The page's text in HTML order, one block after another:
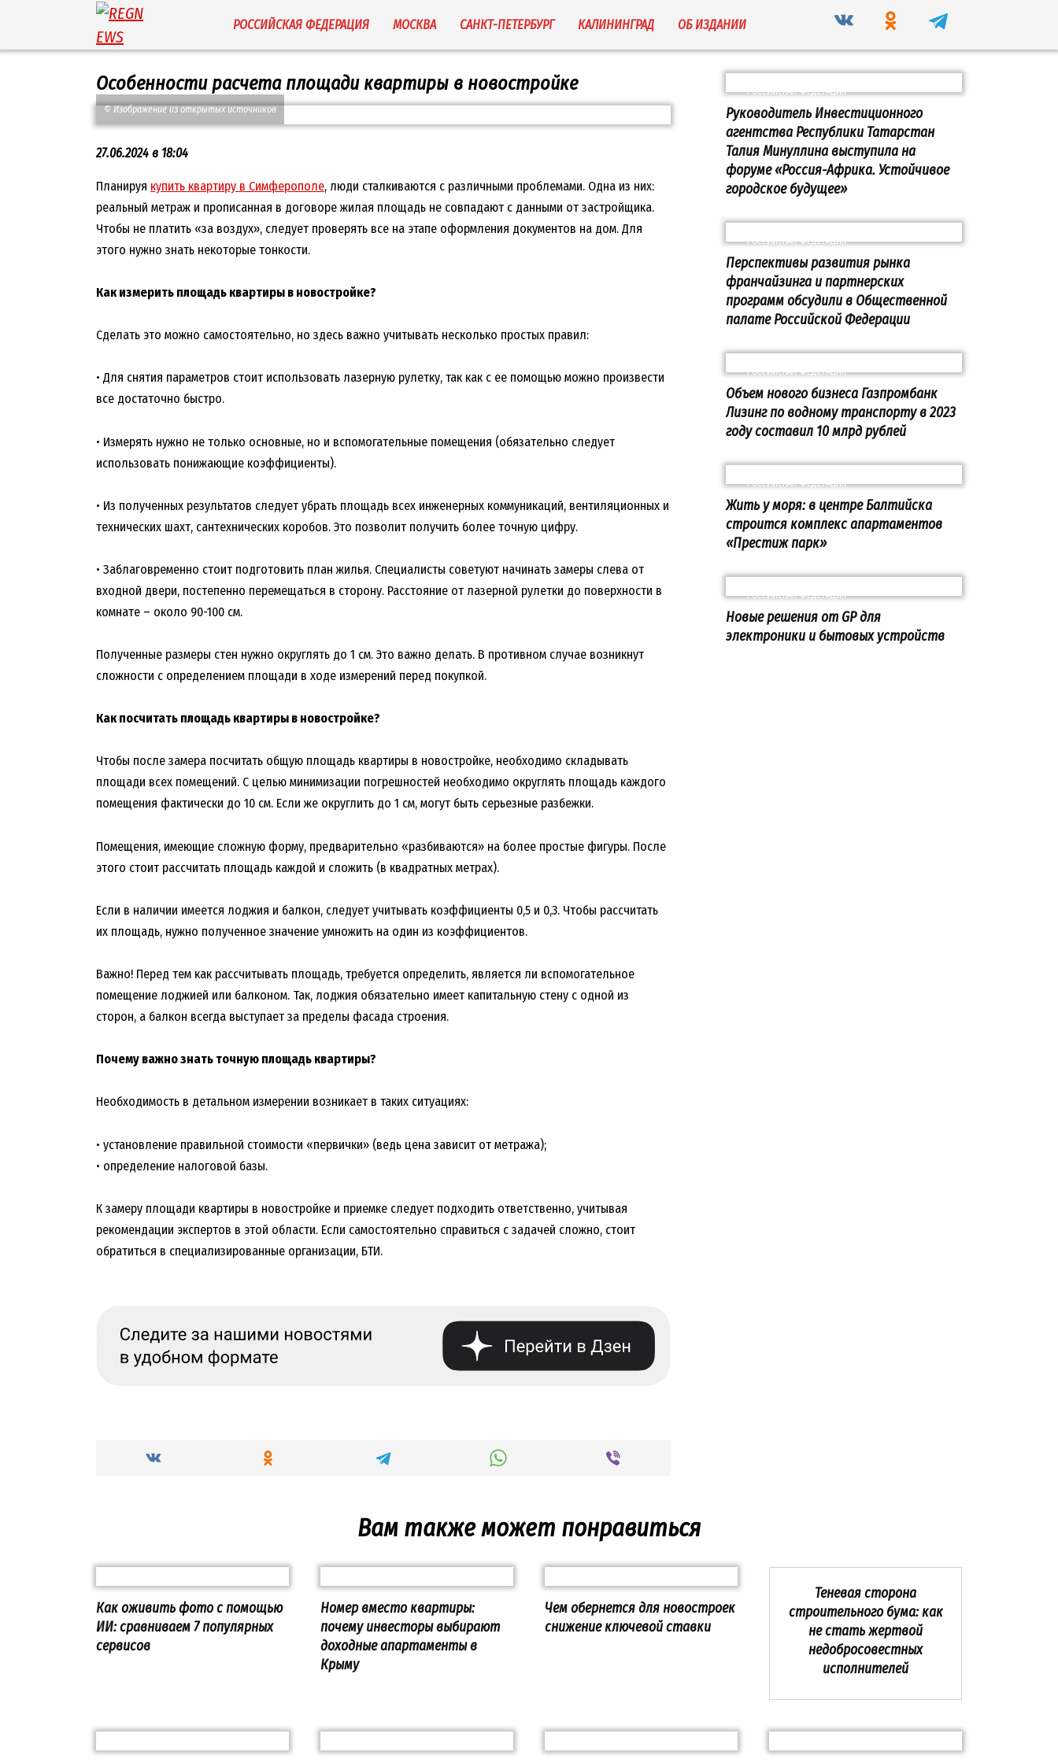
содержанию
РОССИЙСКАЯ ФЕДЕРАЦИЯ МОСКВА САНКТ-ПЕТЕРБУРГ КАЛИНИНГРАД ОБ ИЗДАНИИ
Особенности расчета площади квартиры в новостройке
© Изображение из открытых источников
27.06.2024 в 18:04
Планируя купить квартиру в Симферополе, люди сталкиваются с различными проблемами. Одна из них:
реальный метраж и прописанная в договоре жилая площадь не совпадают с данными от застройщика.
Чтобы не платить «за воздух», следует проверять все на этапе оформления документов на дом. Для
этого нужно знать некоторые тонкости.
Как измерить площадь квартиры в новостройке?
Сделать это можно самостоятельно, но здесь важно учитывать несколько простых правил:
• Для снятия параметров стоит использовать лазерную рулетку, так как с ее помощью можно произвести
все достаточно быстро.
• Измерять нужно не только основные, но и вспомогательные помещения (обязательно следует
использовать понижающие коэффициенты).
• Из полученных результатов следует убрать площадь всех инженерных коммуникаций, вентиляционных и
технических шахт, сантехнических коробов. Это позволит получить более точную цифру.
• Заблаговременно стоит подготовить план жилья. Специалисты советуют начинать замеры слева от
входной двери, постепенно перемещаться в сторону. Расстояние от лазерной рулетки до поверхности в
комнате – около 90-100 см.
Полученные размеры стен нужно округлять до 1 см. Это важно делать. В противном случае возникнут
сложности с определением площади в ходе измерений перед покупкой.
Как посчитать площадь квартиры в новостройке?
Чтобы после замера посчитать общую площадь квартиры в новостройке, необходимо складывать
площади всех помещений. С целью минимизации погрешностей необходимо округлять площадь каждого
помещения фактически до 10 см. Если же округлить до 1 см, могут быть серьезные разбежки.
Помещения, имеющие сложную форму, предварительно «разбиваются» на более простые фигуры. После
этого стоит рассчитать площадь каждой и сложить (в квадратных метрах).
Если в наличии имеется лоджия и балкон, следует учитывать коэффициенты 0,5 и 0,3. Чтобы рассчитать
их площадь, нужно полученное значение умножить на один из коэффициентов.
Важно! Перед тем как рассчитывать площадь, требуется определить, является ли вспомогательное
помещение лоджией или балконом. Так, лоджия обязательно имеет капитальную стену с одной из
сторон, а балкон всегда выступает за пределы фасада строения.
Почему важно знать точную площадь квартиры?
Необходимость в детальном измерении возникает в таких ситуациях:
• установление правильной стоимости «первички» (ведь цена зависит от метража);
• определение налоговой базы.
К замеру площади квартиры в новостройке и приемке следует подходить ответственно, учитывая
рекомендации экспертов в этой области. Если самостоятельно справиться с задачей сложно, стоит
обратиться в специализированные организации, БТИ.
РОССИЙСКАЯ ФЕДЕРАЦИЯ
Руководитель Инвестиционного
агентства Республики Татарстан
Талия Минуллина выступила на
форуме «Россия-Африка. Устойчивое
городское будущее»
РОССИЙСКАЯ ФЕДЕРАЦИЯ
Перспективы развития рынка
франчайзинга и партнерских
программ обсудили в Общественной
палате Российской Федерации
РОССИЙСКАЯ ФЕДЕРАЦИЯ
Объем нового бизнеса Газпромбанк
Лизинг по водному транспорту в 2023
году составил 10 млрд рублей
РОССИЙСКАЯ ФЕДЕРАЦИЯ
Жить у моря: в центре Балтийска
строится комплекс апартаментов
«Престиж парк»
РОССИЙСКАЯ ФЕДЕРАЦИЯ
Новые решения от GP для
электроники и бытовых устройств
Вам также может понравиться
Как оживить фото с помощью
ИИ: сравниваем 7 популярных
сервисов
Номер вместо квартиры:
почему инвесторы выбирают
доходные апартаменты в
Крыму
Чем обернется для новостроек
снижение ключевой ставки
Теневая сторона
строительного бума: как
не стать жертвой
недобросовестных
исполнителей